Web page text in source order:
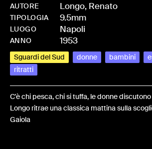
AUTORE Longo, Renato
TIPOLOGIA 9.5mm
LUOGO Napoli
ANNO 1953
Sguardi del Sud donne bambini
ritratti
C'è chi pesca, chi si tuffa, le donne
Longo ritrae una classica mattina sulla
Gaiola